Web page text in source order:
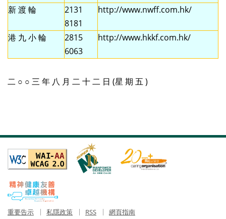
新 渡 輪
2131
8181
http://www.nwff.com.hk/
港 九 小 輪
2815
6063
http://www.hkkf.com.hk/
二 ○ ○ 三 年 八 月 二 十 二 日 (星 期 五 )
重要告示 私隱政策 RSS 網頁指南